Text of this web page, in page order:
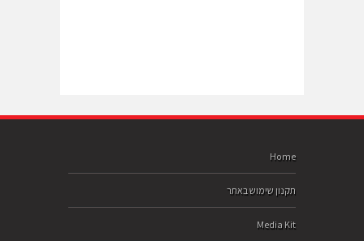
Home
תקנון שימוש באתר
Media Kit